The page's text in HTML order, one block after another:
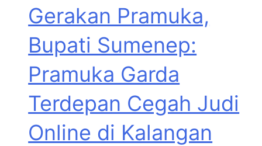
Gerakan Pramuka,
Bupati Sumenep:
Pramuka Garda
Terdepan Cegah Judi
Online di Kalangan